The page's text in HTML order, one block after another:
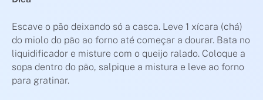
Escave o pão deixando só a casca. Leve 1 xícara (chá)
do miolo do pão ao forno até começar a dourar. Bata no
liquidificador e misture com o queijo ralado. Coloque a
sopa dentro do pão, salpique a mistura e leve ao forno
para gratinar.